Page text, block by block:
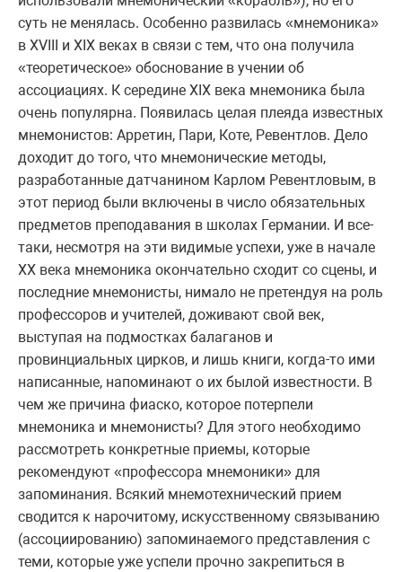
суть не менялась. Особенно развилась «мнемоника»
в XVIII и XIX веках в связи с тем, что она получила
«теоретическое» обоснование в учении об
ассоциациях. К середине XIX века мнемоника была
очень популярна. Появилась целая плеяда известных
мнемонистов: Арретин, Пари, Коте, Ревентлов. Дело
доходит до того, что мнемонические методы,
разработанные датчанином Карлом Ревентловым, в
этот период были включены в число обязательных
предметов преподавания в школах Германии. И все-
таки, несмотря на эти видимые успехи, уже в начале
XX века мнемоника окончательно сходит со сцены, и
последние мнемонисты, нимало не претендуя на роль
профессоров и учителей, доживают свой век,
выступая на подмостках балаганов и
провинциальных цирков, и лишь книги, когда-то ими
написанные, напоминают о их былой известности. В
чем же причина фиаско, которое потерпели
мнемоника и мнемонисты? Для этого необходимо
рассмотреть конкретные приемы, которые
рекомендуют «профессора мнемоники» для
запоминания. Всякий мнемотехнический прием
сводится к нарочитому, искусственному связыванию
(ассоциированию) запоминаемого представления с
теми, которые уже успели прочно закрепиться в